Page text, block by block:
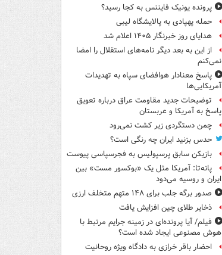
پرونده یونیک فایننس به کجا رسید؟
حمله پهپادی به پالایشگاه لیبی
هدایای روز خبرنگار ۱۴۰۵ اعلام شد
از این به بعد دیگر نامه‌های استقلال را امضا
نمی‌کنم
پاسخ معنادار هوافضای سپاه به تهدیدات
آمریکایی‌ها
توضیحات جدید مقاومت عراق درباره تعویق
پاسخ به آمریکا و عربستان
چمن دستگردی زیر کشت نمی‌رود
حدس بزنید ایران چه رنگی است؟
بازیکن سابق پرسپولیس به فجرسپاسی پیوست
پانه‌تا: آمریکا مثل یک «بوکسور مست» بین
ایران و روسیه می‌دود
صدور برگه جلب برای ۱۴۸ متهم متخلف ارزی
ذخایر طلای چین افزایش یافت
فیلم/ آیا پرونده‌ای در زمینه جرایم مرتبط با
هوش مصنوعی ایجاد شده است؟
احضار باقر خرازی به دادگاه ویژه روحانیت